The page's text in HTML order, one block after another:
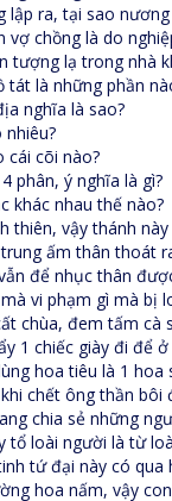
ra, tại sao
vợ chồng là do
tượng lạ trong nhà
tát là những phần
nghĩa là sao?
cái cõi nào?
phân, ý nghĩa là gì?
khác nhau thế nào?
thiên, vậy thánh
ấm thân thoát
để nhục thân
vi phạm gì mà bị
chùa, đem tấm cà
1 chiếc giày đi để ở
hoa tiêu là 1 hoa
chết ông thần bôi
chia sẻ những
tổ loài người là từ
tứ đại này có
hoa nấm, vậy